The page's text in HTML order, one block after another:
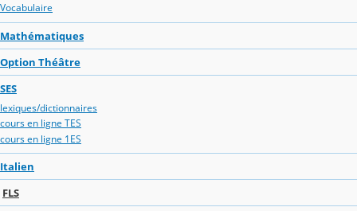
Vocabulaire
Mathématiques
Option Théâtre
SES
lexiques/dictionnaires
cours en ligne TES
cours en ligne 1ES
Italien
FLS